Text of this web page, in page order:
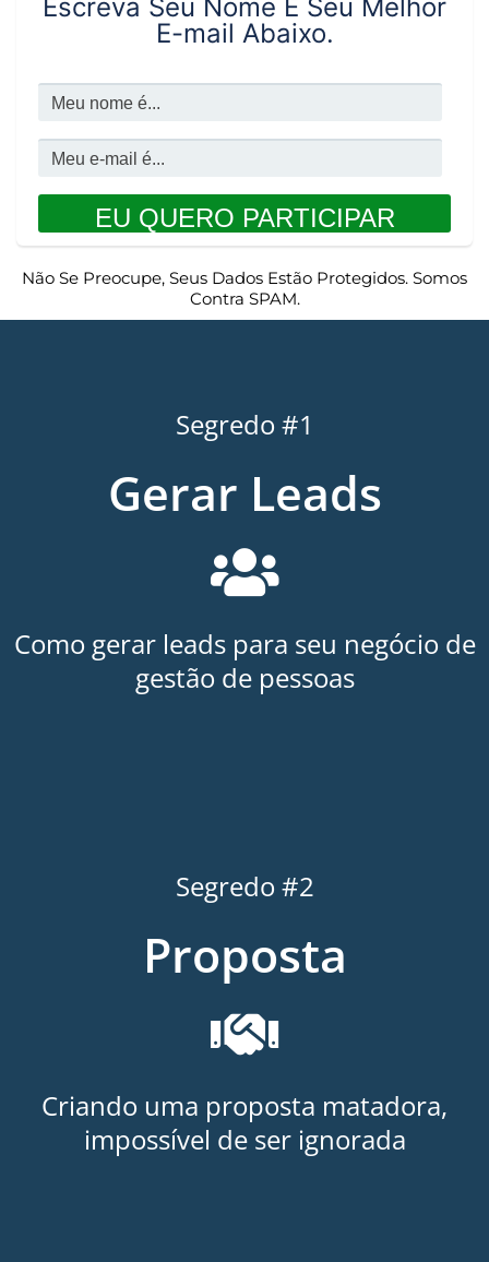
Escreva Seu Nome E Seu Melhor
E-mail Abaixo.
Não Se Preocupe, Seus Dados Estão Protegidos. Somos
Contra SPAM.
Segredo #1
Gerar Leads
Como gerar leads para seu negócio de
gestão de pessoas
Segredo #2
Proposta
Criando uma proposta matadora,
impossível de ser ignorada